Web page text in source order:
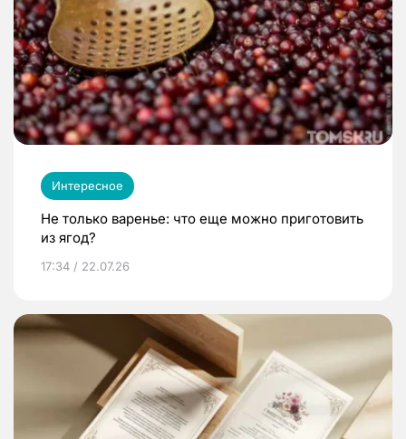
Интересное
Не только варенье: что еще можно приготовить
из ягод?
17:34 / 22.07.26